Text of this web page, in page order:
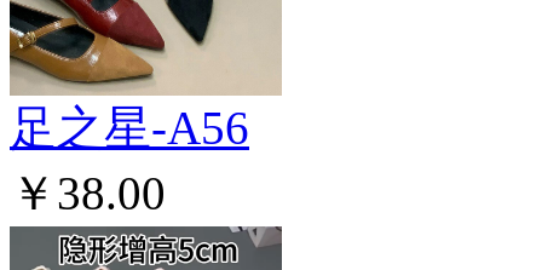
足之星-A56
￥38.00